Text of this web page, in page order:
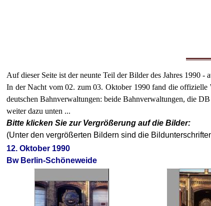
Auf dieser Seite ist der neunte Teil der Bilder des Jahres 1990
In der Nacht vom 02. zum 03. Oktober 1990 fand die offizielle
deutschen Bahnverwaltungen: beide Bahnverwaltungen, die
weiter dazu unten ...
Bitte klicken Sie zur Vergrößerung auf die Bilder:
(Unter den vergrößerten Bildern sind die
12. Oktober 1990
Bw Berlin-Schöneweide